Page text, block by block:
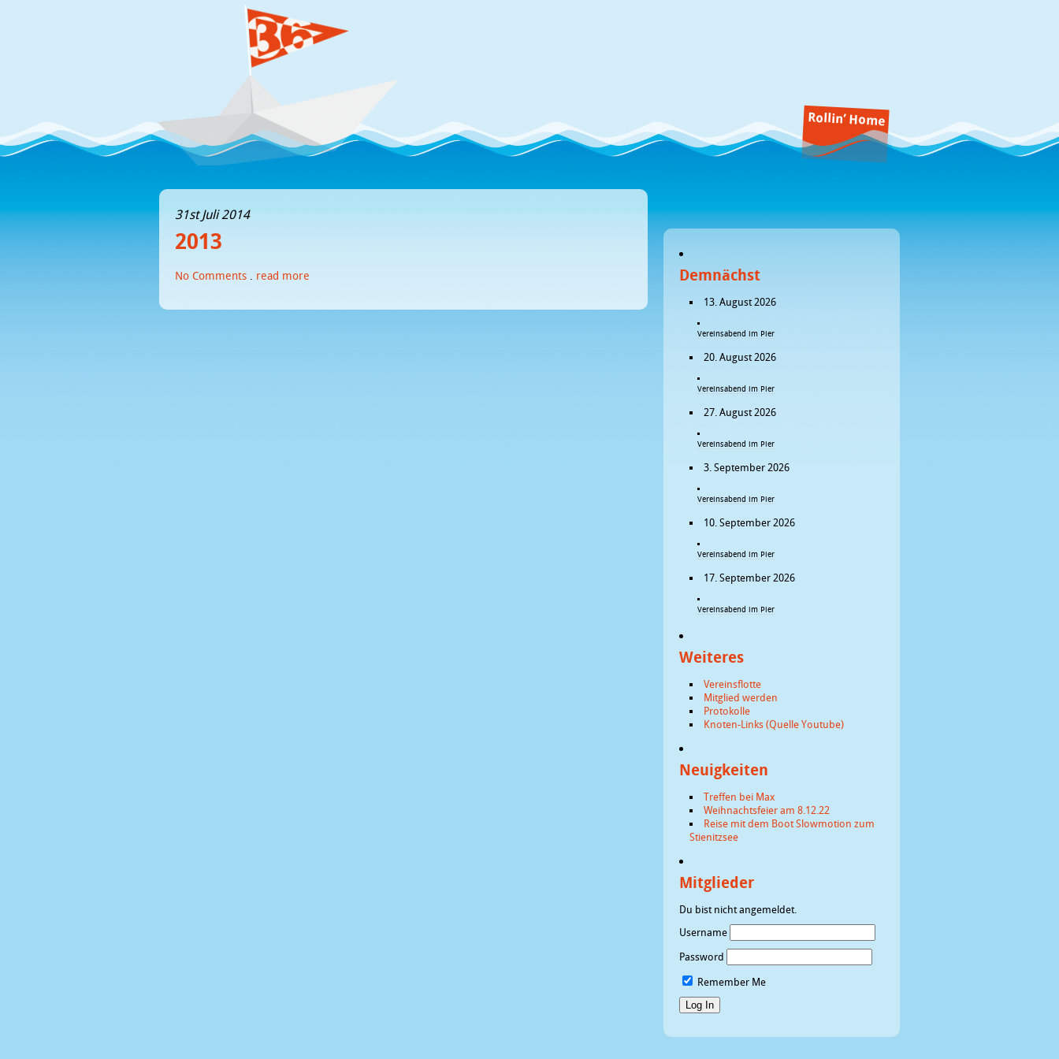
Rollin’ Home
31st Juli 2014
2013
No Comments read more Demnächst
13. August 2026
Vereinsabend im Pier
20. August 2026
Vereinsabend im Pier
27. August 2026
Vereinsabend im Pier
3. September 2026
Vereinsabend im Pier
10. September 2026
Vereinsabend im Pier
17. September 2026
Vereinsabend im Pier
Weiteres
Vereinsflotte
Mitglied werden
Protokolle
Knoten-Links (Quelle Youtube)
Neuigkeiten
Treffen bei Max
Weihnachtsfeier am 8.12.22
Reise mit dem Boot Slowmotion zum
Stienitzsee
Mitglieder
Du bist nicht angemeldet.
Username
Password
Remember Me